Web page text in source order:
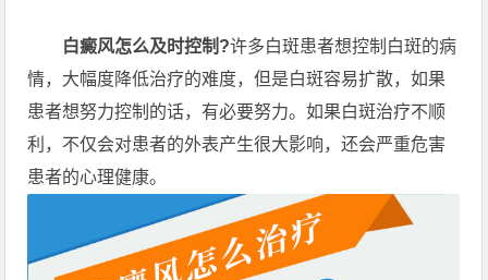
白癜风怎么及时控制?许多白斑患者想控制白斑的病
情，大幅度降低治疗的难度，但是白斑容易扩散，如果
患者想努力控制的话，有必要努力。如果白斑治疗不顺
利，不仅会对患者的外表产生很大影响，还会严重危害
患者的心理健康。